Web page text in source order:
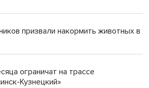
призвали накормить животных в
ограничат на трассе
Кузнецкий»